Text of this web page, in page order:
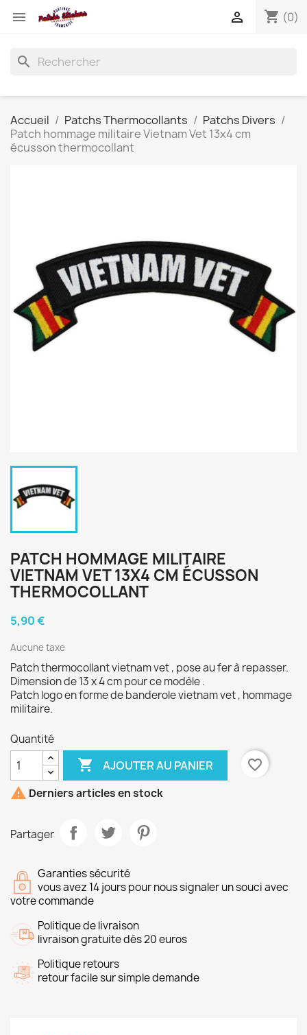
 shopping_cart (0)

search
Accueil Patchs Thermocollants
Patchs Divers
Patch hommage militaire Vietnam Vet 13x4 cm
écusson thermocollant
PATCH HOMMAGE MILITAIRE
VIETNAM VET 13X4 CM ÉCUSSON
THERMOCOLLANT
5,90 €
Aucune taxe
Patch thermocollant vietnam vet , pose au fer à repasser.
Dimension de 13 x 4 cm pour ce modèle .
Patch logo en forme de banderole vietnam vet , hommage
militaire.
Quantité
 AJOUTER AU PANIER
favorite_border
 Derniers articles en stock
Partager
Garanties sécurité
vous avez 14 jours pour nous signaler un souci avec
votre commande
Politique de livraison
livraison gratuite dés 20 euros
Politique retours
retour facile sur simple demande